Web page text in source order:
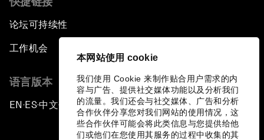
本网站使用 cookie
我们使用 Cookie 来制作贴合用户需求的内
容与广告、提供社交媒体功能以及分析我们
的流量。我们还会与社交媒体、广告和分析
合作伙伴分享您对我们网站的使用情况，这
些合作伙伴可能会将此类信息与您提供给他
们或他们在您使用其服务的过程中收集的其
论坛可持续性
工作机会
语言版本
EN ▪ ES▪中文▪ 日本語